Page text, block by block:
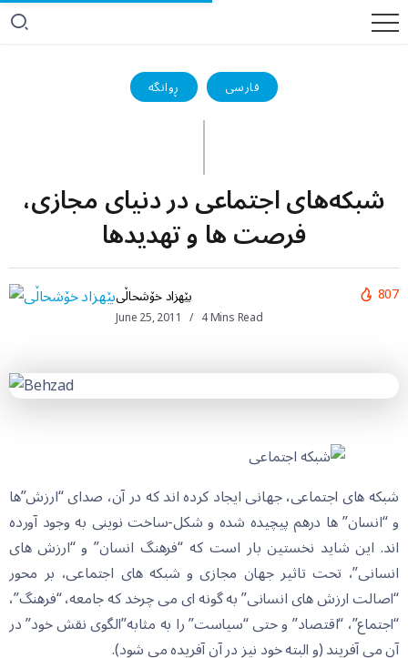
ڕوانگە فارسی
شبکه‌های اجتماعی در دنیای مجازی،
فرصت ها و تهدیدها
بێهزاد خۆشحاڵی
June 25, 2011 4 Mins Read
807
شبکه های اجتماعی، جهانی ایجاد کرده اند که در آن، صدای “ارزش”ها
و “انسان” ها درهم پیچیده شده و شکل-ساخت نوینی به وجود آورده
اند. این شاید نخستین بار است که “فرهنگ انسان” و “ارزش های
انسانی”، تحت تاثیر جهان مجازی و شبکه های اجتماعی، بر محور
“اصالت ارزش های انسانی” به گونه ای می چرخد که جامعه، “فرهنگ”،
“اجتماع”، “اقتصاد” و حتی “سیاست” را به مثابه”الگوی نقش خود” در
آن می آفریند (و البته خود نیز در آن آفریده می شود).